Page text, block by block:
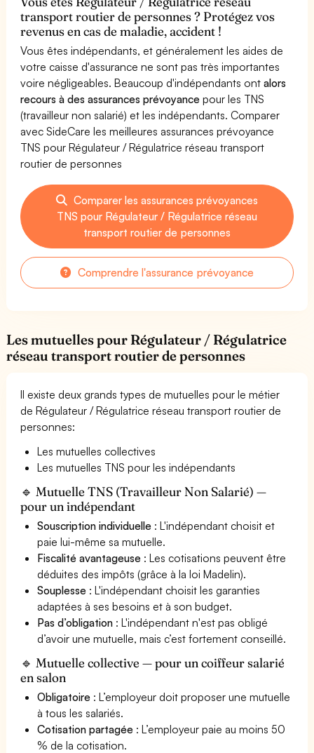
transport routier de personnes ? Protégez vos
revenus en cas de maladie, accident !
Vous êtes indépendants, et généralement les aides de
votre caisse d'assurance ne sont pas très importantes
voire négligeables. Beaucoup d'indépendants ontalors
recours à des assurances prévoyance pour les TNS
(travailleur non salarié) et les indépendants. Comparer
avec SideCare les meilleures assurances prévoyance
TNS pour Régulateur / Régulatrice réseau transport
routier de personnes
Comparer les assurances prévoyances
TNS pour Régulateur / Régulatrice réseau
transport routier de personnes
Comprendre l'assurance prévoyance
Les mutuelles pour Régulateur / Régulatrice
réseau transport routier de personnes
Il existe deux grands types de mutuelles pour le métier
de Régulateur / Régulatrice réseau transport routier de
personnes:
Les mutuelles collectives
Les mutuelles TNS pour les indépendants
🔹 Mutuelle TNS (Travailleur Non Salarié) —
pour un indépendant
Souscription individuelle : L'indépendant choisit et
paie lui-même sa mutuelle.
Fiscalité avantageuse : Les cotisations peuvent être
déduites des impôts (grâce à la loi Madelin).
Souplesse : L'indépendant choisit les garanties
adaptées à ses besoins et à son budget.
Pas d’obligation : L'indépendant n'est pas obligé
d’avoir une mutuelle, mais c’est fortement conseillé.
🔹 Mutuelle collective — pour un coiffeur salarié
en salon
Obligatoire : L’employeur doit proposer une mutuelle
à tous les salariés.
Cotisation partagée : L’employeur paie au moins 50
% de la cotisation.